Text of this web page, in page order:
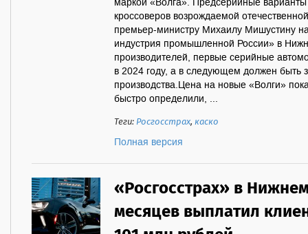
маркой «Волга». Предсерийные
кроссоверов возрождаемой
премьер-министру Михаилу Мишустину
индустрия промышленной России» в
производителей, первые серийные
в 2024 году, а в следующем должен быть
производства.Цена на новые «Волги»
быстро определили, ...
Теги:Росгосстрах,каско
Полная версия
«Росгосстрах» в
месяцев выплатил